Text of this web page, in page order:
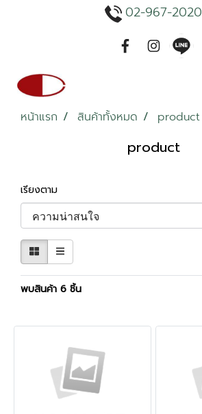
02-967-2020
หน้าแรก สินค้าทั้งหมด product
product
เรียงตาม
พบสินค้า 6 ชิ้น